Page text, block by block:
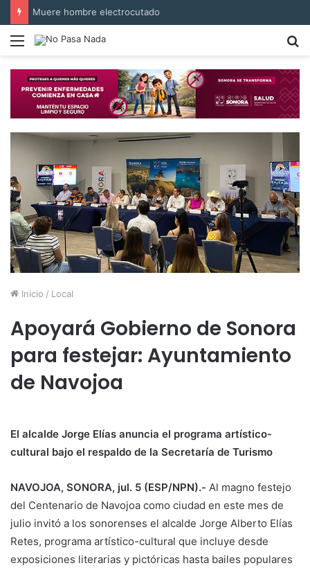
Muere hombre electrocutado
Menú
Inicio / Local
Apoyará Gobierno de Sonora
para festejar: Ayuntamiento
de Navojoa
El alcalde Jorge Elías anuncia el programa artístico-
cultural bajo el respaldo de la Secretaría de Turismo
NAVOJOA, SONORA, jul. 5 (ESP/NPN).- Al magno festejo
del Centenario de Navojoa como ciudad en este mes de
julio invitó a los sonorenses el alcalde Jorge Alberto Elías
Retes, programa artístico-cultural que incluye desde
exposiciones literarias y pictóricas hasta bailes populares